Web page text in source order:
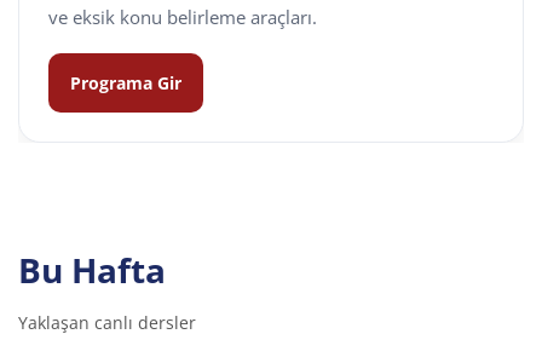
ve eksik konu belirleme araçları.
Programa Gir
Bu Hafta
Yaklaşan canlı dersler